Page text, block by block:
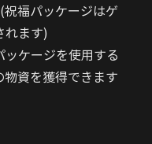
福パッケージはゲ
れます)
ッケージを使用する
物資を獲得できます